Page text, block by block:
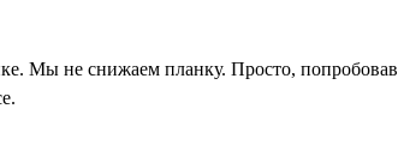
Мы не снижаем планку. Просто, попробовав